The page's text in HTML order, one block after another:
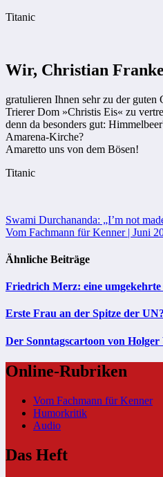
Titanic
Wir, Christian
gratulieren Ihnen sehr zu der guten
Trierer Dom »Christis Eis« zu
denn da besonders gut:
Amarena-Kirche?
Amaretto uns von dem Bösen!
Titanic
Beitragsnavigation
Swami Durchananda: „I’m not
Vom Fachmann für Kenner | Juni
Ähnliche Beiträge
Friedrich Merz: eine
Erste Frau an der Spitze der UN?
Der Sonntagscartoon von Holger
Online-Rubriken
Vom Fachmann für Kenner
Humorkritik
Audio
Das Heft